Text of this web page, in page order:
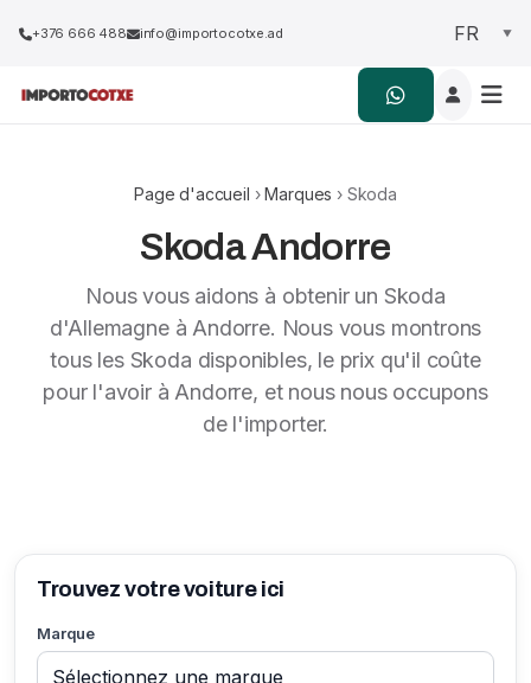
+376 666 488 info@importocotxe.ad
Page d'accueil ›Marques › Skoda
Skoda Andorre
Nous vous aidons à obtenir un Skoda
d'Allemagne à Andorre. Nous vous montrons
tous les Skoda disponibles, le prix qu'il coûte
pour l'avoir à Andorre, et nous nous occupons
de l'importer.
Trouvez votre voiture ici
Marque